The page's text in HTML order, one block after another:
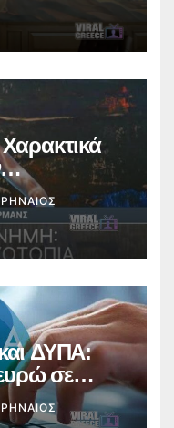
ΔΥΠΑ:
σε